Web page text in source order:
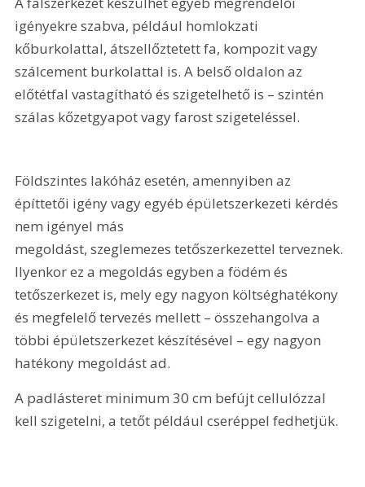
igényekre szabva, például homlokzati
kőburkolattal, átszellőztetett fa, kompozit vagy
szálcement burkolattal is. A belső oldalon az
előtétfal vastagítható és szigetelhető is – szintén
szálas kőzetgyapot vagy farost szigeteléssel.
Földszintes lakóház esetén, amennyiben az
építtetői igény vagy egyéb épületszerkezeti kérdés
nem igényel más
megoldást, szeglemezes tetőszerkezettel terveznek.
Ilyenkor ez a megoldás egyben a födém és
tetőszerkezet is, mely egy nagyon költséghatékony
és megfelelő tervezés mellett – összehangolva a
többi épületszerkezet készítésével – egy nagyon
hatékony megoldást ad.
A padlásteret minimum 30 cm befújt cellulózzal
kell szigetelni, a tetőt például cseréppel fedhetjük.